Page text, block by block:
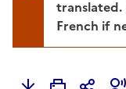
translated.
French if